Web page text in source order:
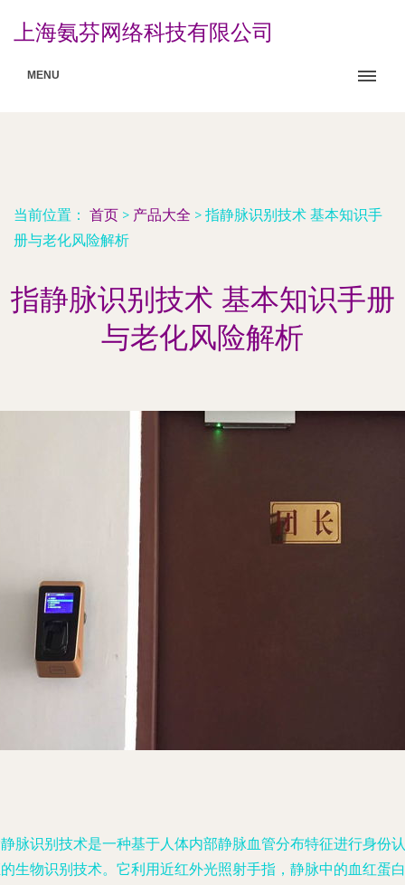
上海氨芬网络科技有限公司
MENU
当前位置： 首页 > 产品大全 > 指静脉识别技术 基本知识手
册与老化风险解析
指静脉识别技术 基本知识手册
与老化风险解析
脉识别技术是一种基于人体内部静脉血管分布特征进行身份认
生物识别技术。它利用近红外光照射手指，静脉中的血红蛋白